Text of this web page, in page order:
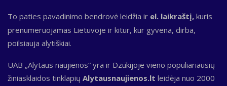
To paties pavadinimo bendrovė leidžia ir el. laikraštį, kuris
prenumeruojamas Lietuvoje ir kitur, kur gyvena, dirba,
poilsiauja alytiškiai.
UAB „Alytaus naujienos“ yra ir Dzūkijoje vieno populiariausių
žiniasklaidos tinklapių Alytausnaujienos.lt leidėja nuo 2000